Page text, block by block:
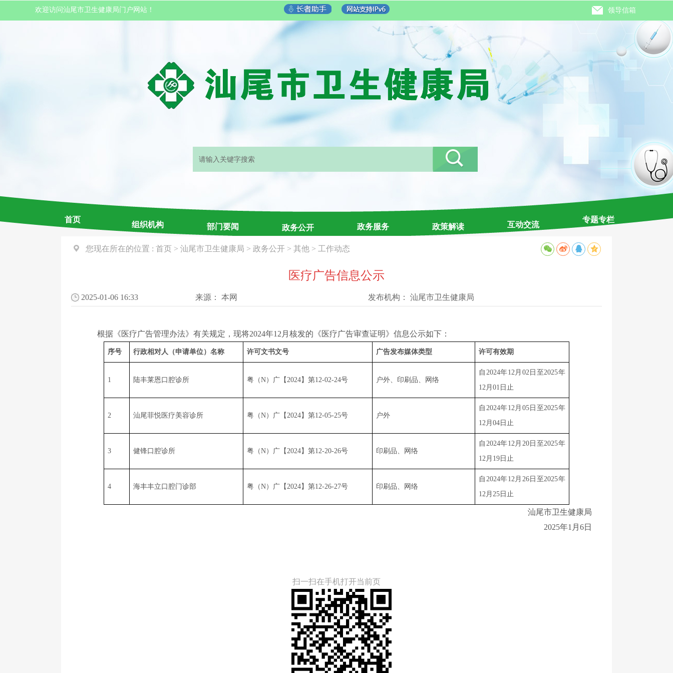
欢迎访问汕尾市卫生健康局门户网站！ 领导信箱
首页
组织机构 部门要闻 政务公开 政务服务 政策解读 互动交流
专题专栏
您现在所在的位置 : 首页 > 汕尾市卫生健康局 > 政务公开 > 其他 > 工作动态
医疗广告信息公示
2025-01-06 16:33 来源： 本网 发布机构： 汕尾市卫生健康局
根据《医疗广告管理办法》有关规定，现将2024年12月核发的《医疗广告审查证明》信息公示如下：
序号 行政相对人（申请单位）名称 许可文书文号 广告发布媒体类型 许可有效期
1 陆丰莱恩口腔诊所 粤（N）广【2024】第12-02-24号 户外、印刷品、网络
自2024年12月02日至2025年
12月01日止
2 汕尾菲悦医疗美容诊所 粤（N）广【2024】第12-05-25号 户外
自2024年12月05日至2025年
12月04日止
3 健锋口腔诊所 粤（N）广【2024】第12-20-26号 印刷品、网络
自2024年12月20日至2025年
12月19日止
4 海丰丰立口腔门诊部 粤（N）广【2024】第12-26-27号 印刷品、网络
自2024年12月26日至2025年
12月25日止
汕尾市卫生健康局
2025年1月6日
扫一扫在手机打开当前页